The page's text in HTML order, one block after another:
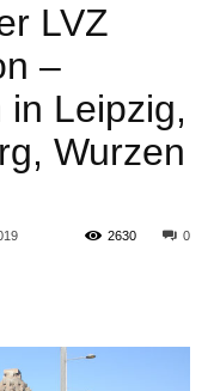
LVZ
–
Leipzig,
Wurzen
0
2630